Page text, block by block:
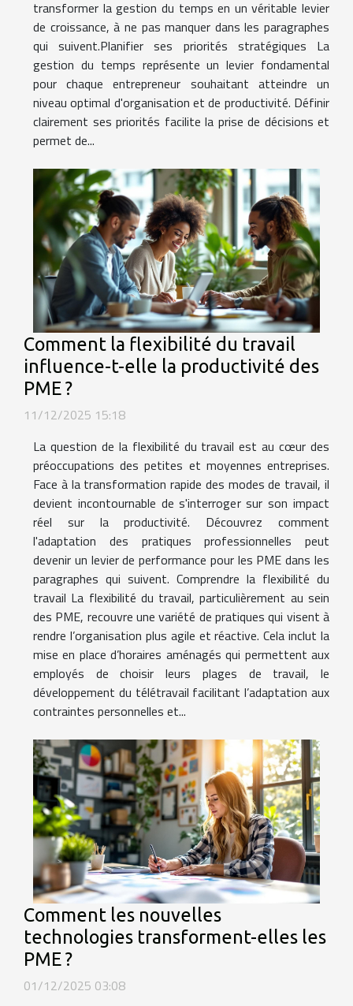
transformer la gestion du temps en un véritable levier
de croissance, à ne pas manquer dans les paragraphes
qui suivent.Planifier ses priorités stratégiques La
gestion du temps représente un levier fondamental
pour chaque entrepreneur souhaitant atteindre un
niveau optimal d'organisation et de productivité. Définir
clairement ses priorités facilite la prise de décisions et
permet de...
Comment la flexibilité du travail
influence-t-elle la productivité des
PME ?
11/12/2025 15:18
La question de la flexibilité du travail est au cœur des
préoccupations des petites et moyennes entreprises.
Face à la transformation rapide des modes de travail, il
devient incontournable de s'interroger sur son impact
réel sur la productivité. Découvrez comment
l'adaptation des pratiques professionnelles peut
devenir un levier de performance pour les PME dans les
paragraphes qui suivent. Comprendre la flexibilité du
travail La flexibilité du travail, particulièrement au sein
des PME, recouvre une variété de pratiques qui visent à
rendre l’organisation plus agile et réactive. Cela inclut la
mise en place d’horaires aménagés qui permettent aux
employés de choisir leurs plages de travail, le
développement du télétravail facilitant l’adaptation aux
contraintes personnelles et...
Comment les nouvelles
technologies transforment-elles les
PME ?
01/12/2025 03:08